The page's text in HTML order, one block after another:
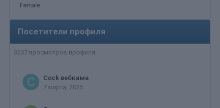
Female
Посетители профиля
3237 просмотров профиля
Cock вебкама
7 марта, 2025